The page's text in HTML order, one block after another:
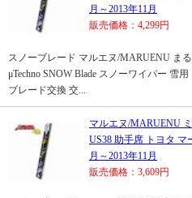
月～2013年11月
販売価格：4,299円
スノーブレード マルエヌ/MARUENU ま
μTechno SNOW Blade スノーワイパー 雪
ブレード交換 交...
マルエヌ/MARUENU
US38 助手席 トヨタ マ
月～2013年11月
販売価格：3,609円